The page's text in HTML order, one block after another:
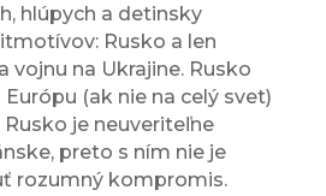
hlúpych a detinsky
Rusko a len
vojnu na Ukrajine. Rusko
(ak nie na celý svet)
je neuveriteľne
preto s ním nie je
rozumný kompromis.